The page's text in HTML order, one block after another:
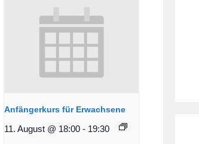
Anfängerkurs für Erwachsene
11. August @ 18:00 - 19:30